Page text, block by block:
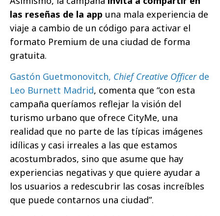
las reseñas de la app una mala experiencia de
viaje a cambio de un código para activar el
formato Premium de una ciudad de forma
gratuita.
Gastón Guetmonovitch, Chief Creative Officer de
Leo Burnett Madrid, comenta que “con esta
campaña queríamos reflejar la visión del
turismo urbano que ofrece CityMe, una
realidad que no parte de las típicas imágenes
idílicas y casi irreales a las que estamos
acostumbrados, sino que asume que hay
experiencias negativas y que quiere ayudar a
los usuarios a redescubrir las cosas increíbles
que puede contarnos una ciudad”.